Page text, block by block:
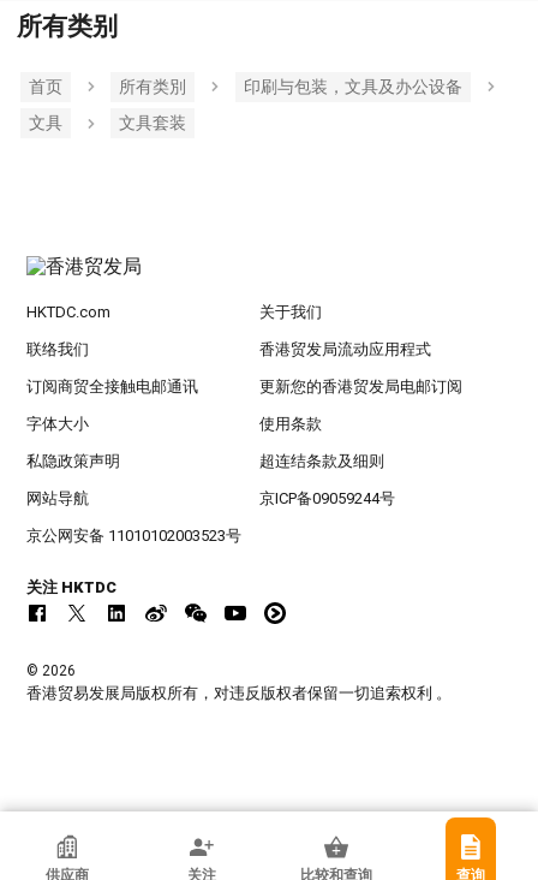
所有类别
首页 所有类別
印刷与包装，文具及办公设备
文具
文具套装
香港贸发局参展商
供应商 关注 比较和查询 查询
HKTDC.com 关于我们
联络我们 香港贸发局流动应用程式
订阅商贸全接触电邮通讯 更新您的香港贸发局电邮订阅
字体大小 使用条款
私隐政策声明 超连结条款及细则
网站导航 京ICP备09059244号
京公网安备 11010102003523号
关注 HKTDC
© 2026
香港贸易发展局版权所有，对违反版权者保留一切追索权利 。